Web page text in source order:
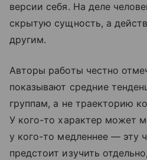
версии себя. На деле
скрытую сущность, а
другим.
Авторы работы честно
показывают средние
группам, а не траекторию
У кого-то характер может
у кого-то медленнее — эту
предстоит изучить